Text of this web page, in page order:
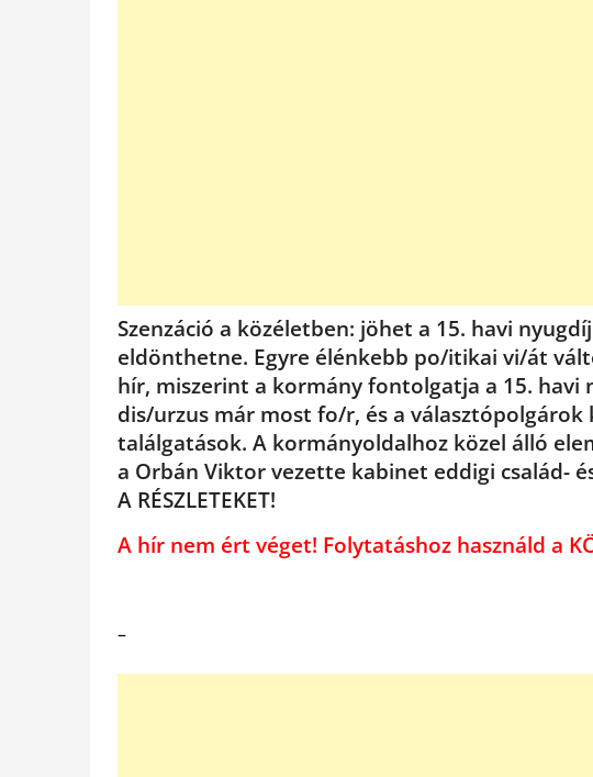
Szenzáció a közéletben: jöhet a 15. havi
eldönthetne. Egyre élénkebb po/itikai vi/át
hír, miszerint a kormány fontolgatja a 15. havi
dis/urzus már most fo/r, és a
találgatások. A kormányoldalhoz közel álló
a Orbán Viktor vezette kabinet eddigi család-
A RÉSZLETEKET!
A hír nem ért véget! Folytatáshoz használd a
–